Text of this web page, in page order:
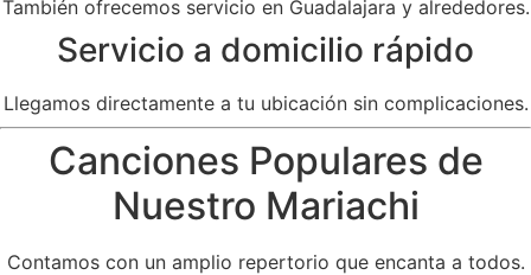
También ofrecemos servicio en Guadalajara y alrededores.
Servicio a domicilio rápido
Llegamos directamente a tu ubicación sin complicaciones.
Canciones Populares de
Nuestro Mariachi
Contamos con un amplio repertorio que encanta a todos.